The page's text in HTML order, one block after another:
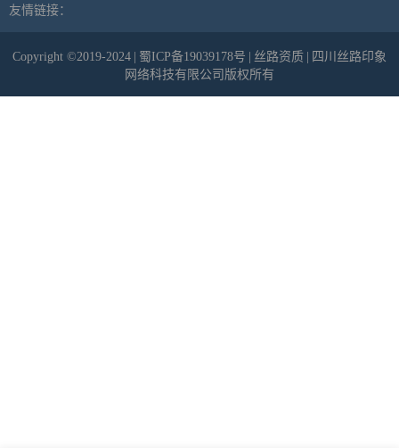
友情链接：
Copyright ©2019-2024 蜀ICP备19039178号 丝路资质
四川丝路印象
网络科技有限公司版权所有